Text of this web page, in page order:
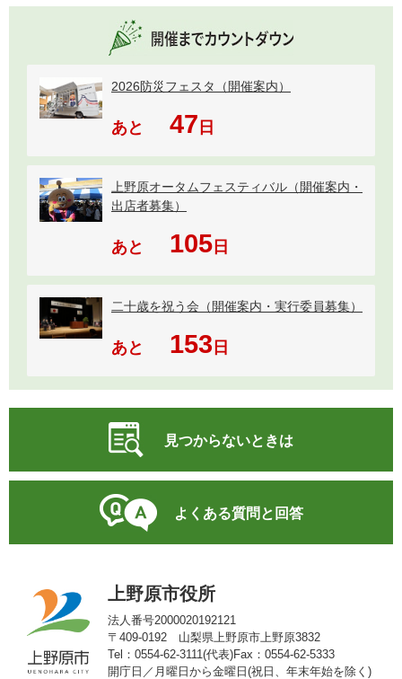
2026防災フェスタ（開催案内）
あと 47 日
上野原オータムフェスティバル（開催案内・
出店者募集）
あと 105日
二十歳を祝う会（開催案内・実行委員募集）
あと 153 日
見つからないときは
よくある質問と回答
上野原市役所
法人番号2000020192121
〒409-0192 山梨県上野原市上野原3832
Tel：0554-62-3111(代表)Fax：0554-62-5333
開庁日／月曜日から金曜日(祝日、年末年始を除く)